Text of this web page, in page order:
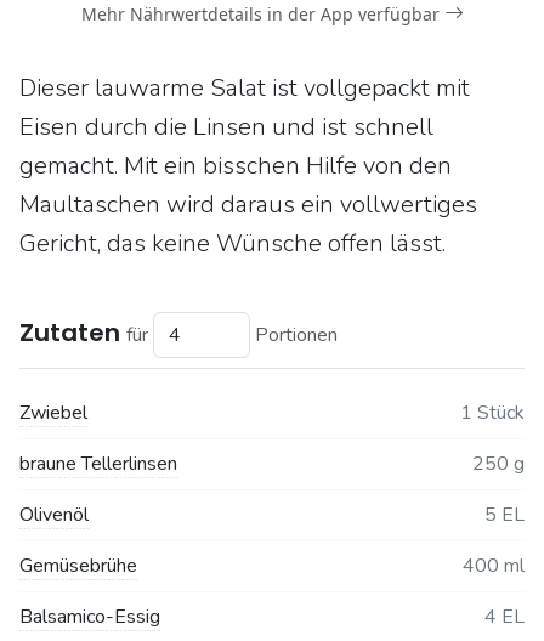
Mehr Nährwertdetails in der App verfügbar
Dieser lauwarme Salat ist vollgepackt mit
Eisen durch die Linsen und ist schnell
gemacht. Mit ein bisschen Hilfe von den
Maultaschen wird daraus ein vollwertiges
Gericht, das keine Wünsche offen lässt.
Zutaten für Portionen
Zwiebel
1 Stück
braune Tellerlinsen
250 g
Olivenöl
5 EL
Gemüsebrühe
400 ml
Balsamico-Essig
4 EL